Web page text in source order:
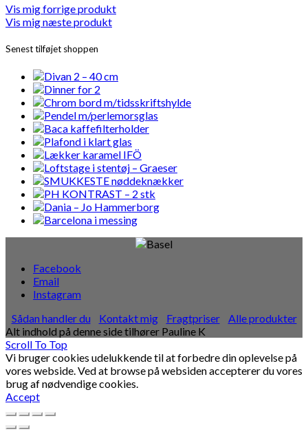
Vis mig forrige produkt
Vis mig næste produkt
Senest tilføjet shoppen
Facebook
Email
Instagram
Sådan handler du
Kontakt mig Fragtpriser
Alle produkter
Alt indhold på denne side tilhører Pauline K
Scroll To Top
Vi bruger cookies udelukkende til at forbedre din oplevelse på
vores webside. Ved at browse på websiden accepterer du vores
brug af nødvendige cookies.
Accept